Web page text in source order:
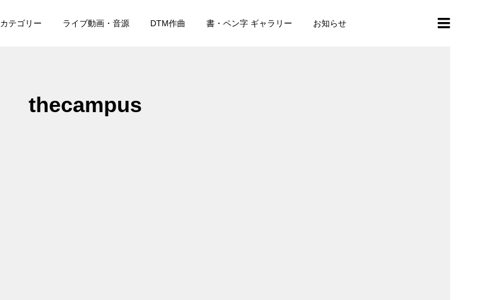
カテゴリー ライブ動画・音源 DTM作曲 書・ペン字 ギャラリー お知らせ
thecampus